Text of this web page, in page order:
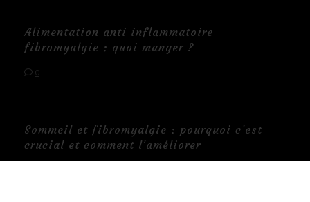
Alimentation anti inflammatoire
fibromyalgie : quoi manger ?
0
Sommeil et fibromyalgie : pourquoi c’est
crucial et comment l’améliorer